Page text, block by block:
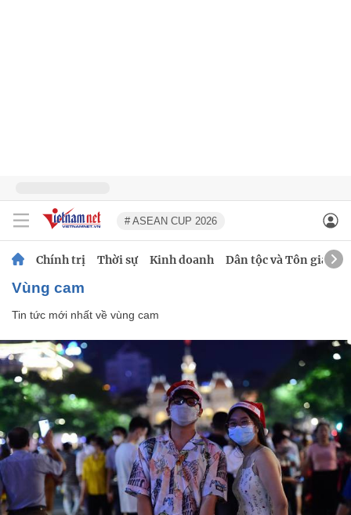
# ASEAN CUP 2026
Chính trị Thời sự Kinh doanh Dân tộc và Tôn giáo
vùng cam
Tin tức mới nhất về vùng cam